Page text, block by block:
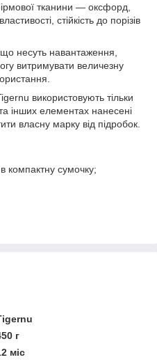
тканини — оксфорд,
стійкість до порізів
несуть навантаження,
витримувати величезну
використовують тільки
інших елементах нанесені
власну марку від підробок.
компактну сумочку;
г
міс